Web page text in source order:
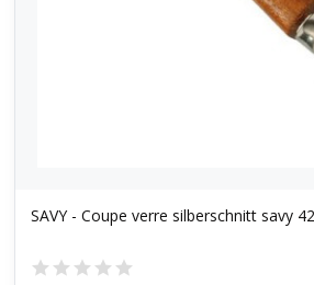
SAVY - Coupe verre silberschnitt savy